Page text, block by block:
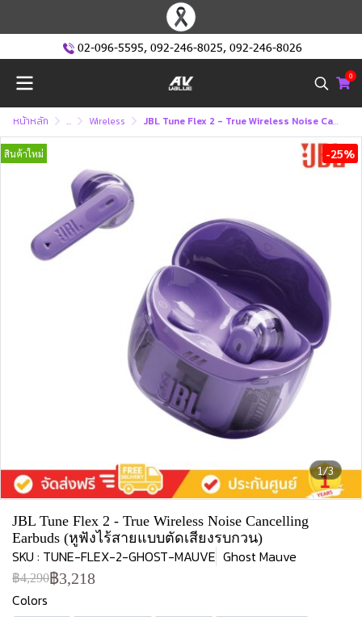
02-096-5595, 092-246-8025, 092-246-8026
0
หน้าหลัก ... Wireless JBL Tune Flex 2 - True Wireless Noise Cancelling Earbuds (หูฟังไร้สายแบบตัดเสียงรบกวน)
1/3
สินค้าใหม่ -25%
JBL Tune Flex 2 - True Wireless Noise Cancelling
Earbuds (หูฟังไร้สายแบบตัดเสียงรบกวน)
SKU : TUNE-FLEX-2-GHOST-MAUVE Ghost Mauve
฿4,290฿3,218
Colors